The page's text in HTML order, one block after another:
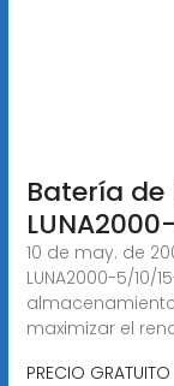
Batería de
10 de may. de
LUNA2000-5/10/
maximizar el
PRECIO GRATUITO